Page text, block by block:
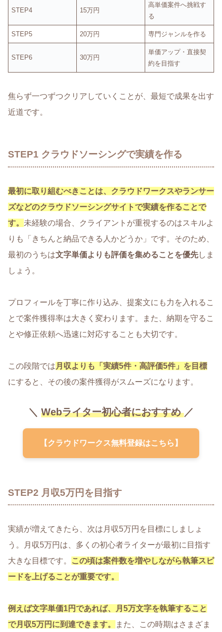
STEP4 15万円
高単価案件へ挑戦す
る
STEP5 20万円 専門ジャンルを作る
STEP6 30万円
単価アップ・直接契
約を目指す
焦らず一つずつクリアしていくことが、最短で成果を出す
近道です。
STEP1 クラウドソーシングで実績を作る
最初に取り組むべきことは、クラウドワークスやランサー
ズなどのクラウドソーシングサイトで実績を作ることで
す。 未経験の場合、クライアントが重視するのはスキルよ
りも「きちんと納品できる人かどうか」です。そのため、
最初のうちは文字単価よりも評価を集めることを優先しま
しょう。
プロフィールを丁寧に作り込み、提案文にも力を入れるこ
とで案件獲得率は大きく変わります。また、納期を守るこ
とや修正依頼へ迅速に対応することも大切です。
この段階では 月収よりも「実績5件・高評価5件」を目標
にすると、その後の案件獲得がスムーズになります。
＼ Webライター初心者におすすめ／
【クラウドワークス無料登録はこちら】
STEP2 月収5万円を目指す
実績が増えてきたら、次は月収5万円を目標にしましょ
う。月収5万円は、多くの初心者ライターが最初に目指す
大きな目標です。
この頃は案件数を増やしながら執筆スピ
ードを上げることが重要です。
例えば文字単価1円であれば、月5万文字を執筆すること
で月収5万円に到達できます。
また、この時期はさまざま